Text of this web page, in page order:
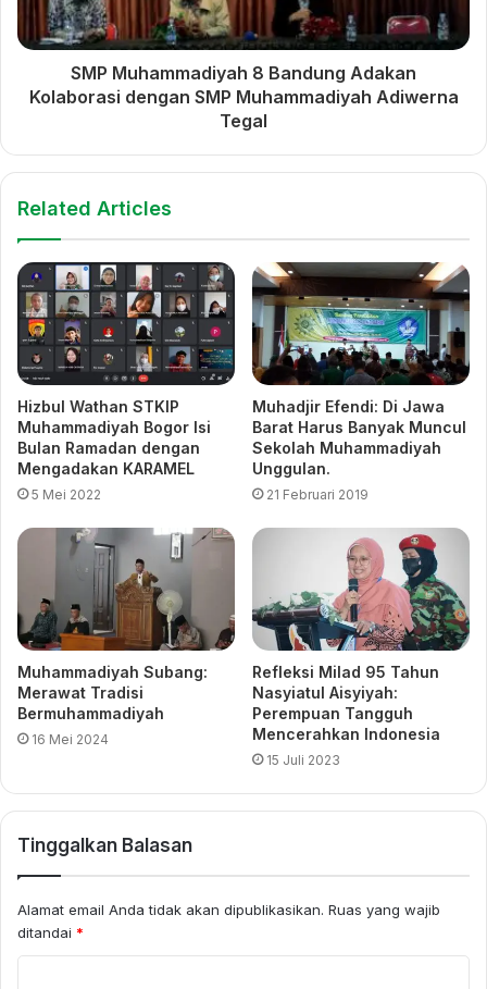
SMP Muhammadiyah 8 Bandung Adakan
Kolaborasi dengan SMP Muhammadiyah Adiwerna
Tegal
Related Articles
Hizbul Wathan STKIP
Muhammadiyah Bogor Isi
Bulan Ramadan dengan
Mengadakan KARAMEL
5 Mei 2022
Muhadjir Efendi: Di Jawa
Barat Harus Banyak Muncul
Sekolah Muhammadiyah
Unggulan.
21 Februari 2019
Muhammadiyah Subang:
Merawat Tradisi
Bermuhammadiyah
16 Mei 2024
Refleksi Milad 95 Tahun
Nasyiatul Aisyiyah:
Perempuan Tangguh
Mencerahkan Indonesia
15 Juli 2023
Tinggalkan Balasan
Alamat email Anda tidak akan dipublikasikan. Ruas yang wajib
ditandai *